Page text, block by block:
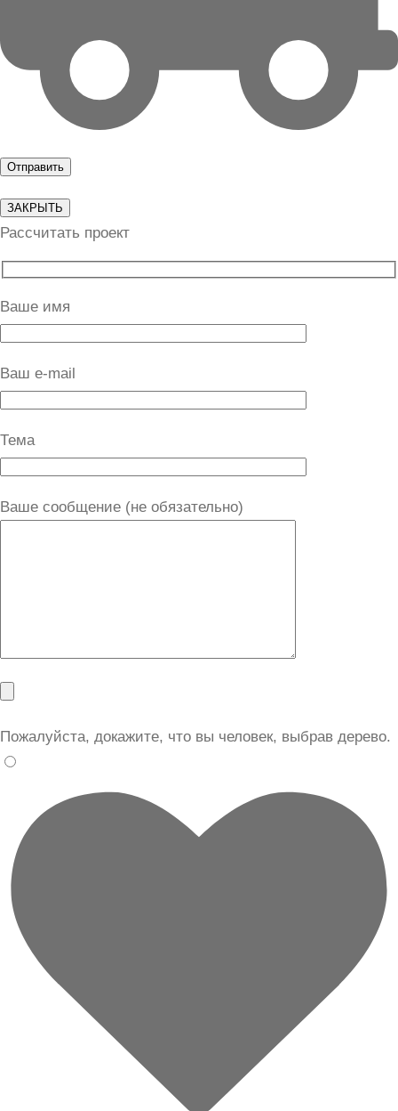
ЗАКРЫТЬ
Рассчитать проект
Ваше имя
Ваш e-mail
Тема
Ваше сообщение (не обязательно)
Пожалуйста, докажите, что вы человек, выбрав дерево.